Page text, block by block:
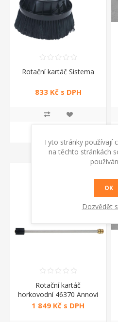
Rotační kartáč Sistema
833 Kč s DPH
Rotační kartáč
horkovodní 46370 Annovi
Reverberi
1 849 Kč s DPH
Tyto stránky používají
na těchto stránkách
OK
Dozvědět